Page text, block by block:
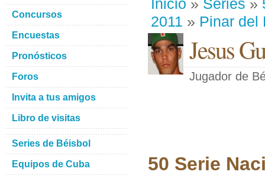
Inicio » Series »
2011 » Pinar del
Jesus
Jugador de
50 Serie
Concursos
Encuestas
Pronósticos
Foros
Invita a tus amigos
Libro de visitas
Series de Béisbol
Equipos de Cuba